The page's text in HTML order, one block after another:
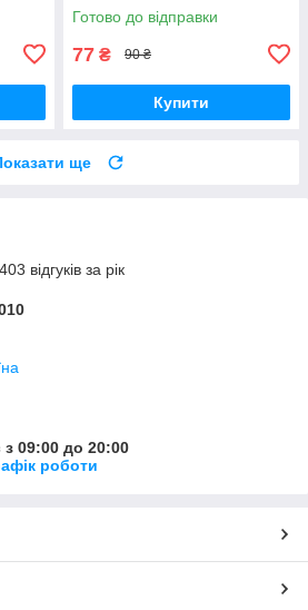
Готово до відправки
77 ₴ 90 ₴
Купити
ще
відгуків за рік
09:00 до 20:00
роботи